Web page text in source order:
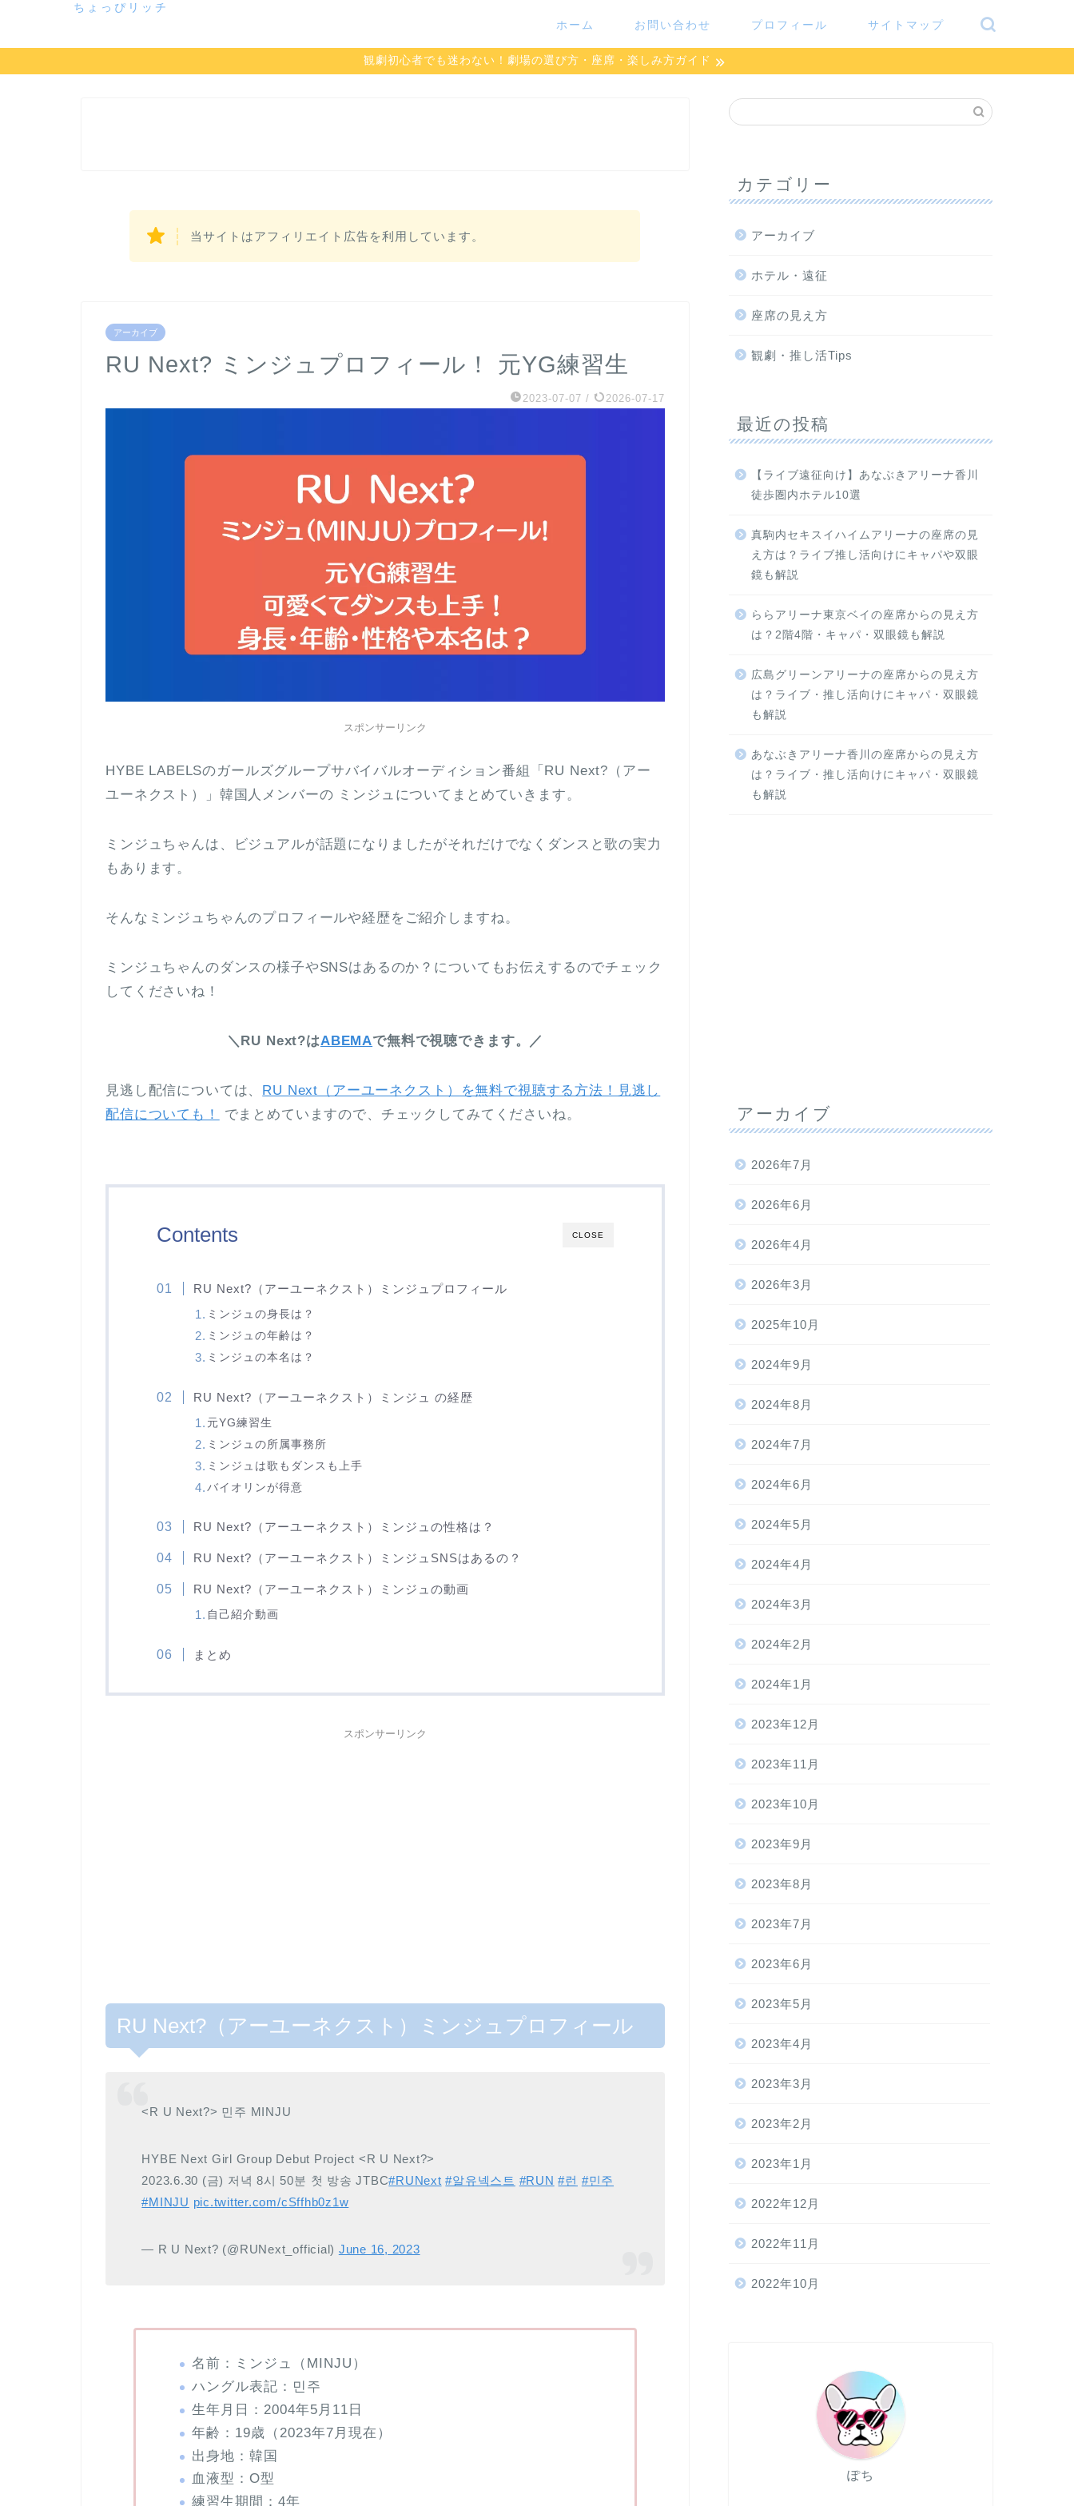
ちょっぴリッチ
ホーム お問い合わせ プロフィール サイトマップ
観劇初心者でも迷わない！劇場の選び方・座席・楽しみ方ガイド
当サイトはアフィリエイト広告を利用しています。
アーカイブ
RU Next? ミンジュプロフィール！ 元YG練習生
2023-07-07 / 2026-07-17
スポンサーリンク
HYBE LABELSのガールズグループサバイバルオーディション番組「RU Next?（アー
ユーネクスト）」韓国人メンバーの ミンジュについてまとめていきます。
ミンジュちゃんは、ビジュアルが話題になりましたがそれだけでなくダンスと歌の実力
もあります。
そんなミンジュちゃんのプロフィールや経歴をご紹介しますね。
ミンジュちゃんのダンスの様子やSNSはあるのか？についてもお伝えするのでチェック
してくださいね！
＼RU Next?はABEMAで無料で視聴できます。／
見逃し配信については、
RU Next（アーユーネクスト）を無料で視聴する方法！見逃し
配信についても！
でまとめていますので、チェックしてみてくださいね。
CLOSE
Contents
RU Next?（アーユーネクスト）ミンジュプロフィール
ミンジュの身長は？
ミンジュの年齢は？
ミンジュの本名は？
RU Next?（アーユーネクスト）ミンジュ の経歴
元YG練習生
ミンジュの所属事務所
ミンジュは歌もダンスも上手
バイオリンが得意
RU Next?（アーユーネクスト）ミンジュの性格は？
RU Next?（アーユーネクスト）ミンジュSNSはあるの？
RU Next?（アーユーネクスト）ミンジュの動画
自己紹介動画
まとめ
スポンサーリンク
RU Next?（アーユーネクスト）ミンジュプロフィール
<R U Next?> 민주 MINJU
HYBE Next Girl Group Debut Project <R U Next?>
2023.6.30 (금) 저녁 8시 50분 첫 방송 JTBC#RUNext #알유넥스트 #RUN #런 #민주
#MINJU pic.twitter.com/cSffhb0z1w
— R U Next? (@RUNext_official) June 16, 2023
名前：ミンジュ（MINJU）
ハングル表記：민주
生年月日：2004年5月11日
年齢：19歳（2023年7月現在）
出身地：韓国
血液型：O型
練習生期間：4年
カテゴリー
アーカイブ
ホテル・遠征
座席の見え方
観劇・推し活Tips
最近の投稿
【ライブ遠征向け】あなぶきアリーナ香川
徒歩圏内ホテル10選
真駒内セキスイハイムアリーナの座席の見
え方は？ライブ推し活向けにキャパや双眼
鏡も解説
ららアリーナ東京ベイの座席からの見え方
は？2階4階・キャパ・双眼鏡も解説
広島グリーンアリーナの座席からの見え方
は？ライブ・推し活向けにキャパ・双眼鏡
も解説
あなぶきアリーナ香川の座席からの見え方
は？ライブ・推し活向けにキャパ・双眼鏡
も解説
アーカイブ
2026年7月
2026年6月
2026年4月
2026年3月
2025年10月
2024年9月
2024年8月
2024年7月
2024年6月
2024年5月
2024年4月
2024年3月
2024年2月
2024年1月
2023年12月
2023年11月
2023年10月
2023年9月
2023年8月
2023年7月
2023年6月
2023年5月
2023年4月
2023年3月
2023年2月
2023年1月
2022年12月
2022年11月
2022年10月
ぽち